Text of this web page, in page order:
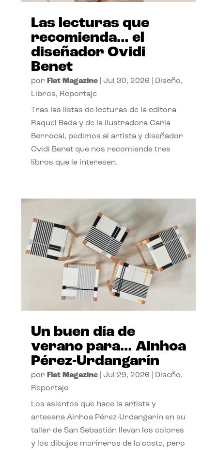
Las lecturas que
recomienda… el
diseñador Ovidi
Benet
por Flat Magazine| Jul 30, 2026 Diseño,
Libros, Reportaje
Tras las listas de lecturas de la editora
Raquel Bada y de la ilustradora Carla
Berrocal, pedimos al artista y diseñador
Ovidi Benet que nos recomiende tres
libros que le interesen.
Un buen día de
verano para… Ainhoa
Pérez-Urdangarín
por Flat Magazine| Jul 29, 2026 Diseño,
Reportaje
Los asientos que hace la artista y
artesana Ainhoa Pérez-Urdangarín en su
taller de San Sebastián llevan los colores
y los dibujos marineros de la costa, pero